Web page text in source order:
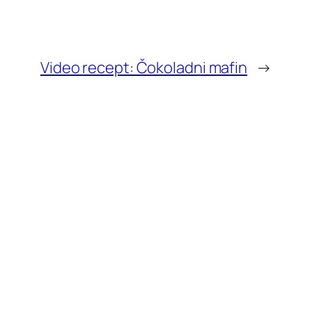
Video recept: Čokoladni mafin →